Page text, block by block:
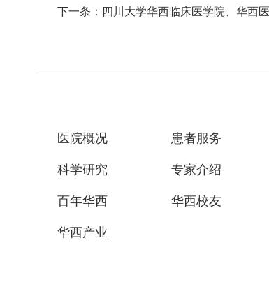
下一条：四川大学华西临床医学院、华西
医院概况 患者服务
科学研究 专家介绍
百年华西 华西校友
华西产业